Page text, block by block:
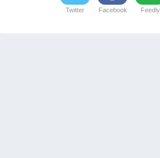
Twitter Facebook Feedly